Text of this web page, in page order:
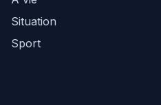
Situation
Sport